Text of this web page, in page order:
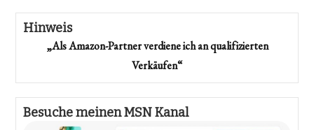
Hinweis
„Als Amazon-Partner verdiene ich an qualifizierten
Verkäufen“
Besuche meinen MSN Kanal